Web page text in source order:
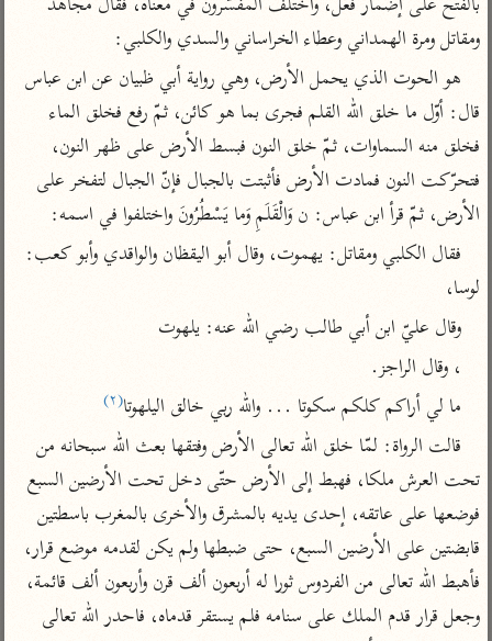
تفسير الماوردي
منتقاة
تفسير ابن القيم
تفسير ابن تيمية
عامّة
تفسير السمعاني
تفسير مكّي
محاسن التأويل
للقاسمي
تفسير الثعالبي
تفسير السمرقندي
تفسير الثعلبي
أخرى
أضواء البيان
نظم الدرر للبقاعي
لغة وبلاغة
التحرير والتنوير
المحرر الوجيز لابن
البحر المحيط لأبي
البسيط للواحدي
تفسير أبي السعود
الكشاف للزمخشري
مركَّزة العبارة
تفسير الجلالين
جامع البيان للإيجي
تفسير البيضاوي
تفسير النسفي
الوجيز للواحدي
تفسير ابن أبي زمنين
المأثور
الدر المنثور
تفسير ابن أبي حاتم
تفسير مقاتل
تفسير قتادة
ومقاتل ومرة الهمداني وعطاء الخراساني والسدي والكلبي:
الأرض، ثمّ قرأ ابن عباس: ن وَالْقَلَمِ وَما يَسْطُرُونَ واختلفوا في اسمه:
لوسا،
وقال عليّ ابن أبي طالب رضي الله عنه: يلهوت
، وقال الراجز.
ما لي أراكم كلكم سكوتا ... والله ربي خالق اليلهوتا(٢)